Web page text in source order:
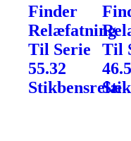
Finder
Relæfatning
Til Serie
55.32
Stikbensrelæ
Til